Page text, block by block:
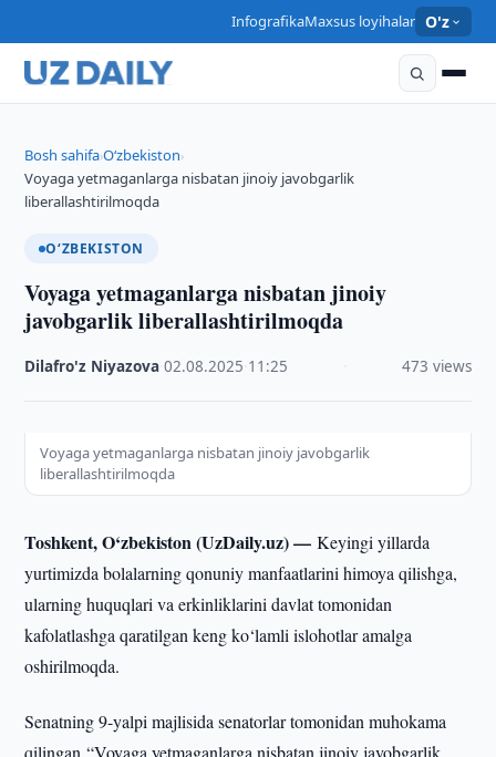
InfografikaMaxsus loyihalar O'z
Bosh sahifa›O‘zbekiston›
Voyaga yetmaganlarga nisbatan jinoiy javobgarlik
liberallashtirilmoqda
O‘ZBEKISTON
Voyaga yetmaganlarga nisbatan jinoiy
javobgarlik liberallashtirilmoqda
Dilafro'z Niyazova ·02.08.2025 11:25 473 views
Voyaga yetmaganlarga nisbatan jinoiy javobgarlik
liberallashtirilmoqda
Toshkent, O‘zbekiston (UzDaily.uz) —Keyingi yillarda
yurtimizda bolalarning qonuniy manfaatlarini himoya qilishga,
ularning huquqlari va erkinliklarini davlat tomonidan
kafolatlashga qaratilgan keng ko‘lamli islohotlar amalga
oshirilmoqda.
Senatning 9-yalpi majlisida senatorlar tomonidan muhokama
qilingan “Voyaga yetmaganlarga nisbatan jinoiy javobgarlik